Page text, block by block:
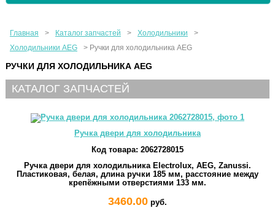
Главная > Каталог запчастей > Холодильники
>
Холодильники AEG
> Ручки для холодильника AEG
РУЧКИ ДЛЯ ХОЛОДИЛЬНИКА AEG
КАТАЛОГ ЗАПЧАСТЕЙ
Ручка двери для холодильника
Код товара: 2062728015
Ручка двери для холодильника Electrolux, AEG, Zanussi.
Пластиковая, белая, длина ручки 185 мм, расстояние между
крепёжными отверстиями 133 мм.
3460.00руб.